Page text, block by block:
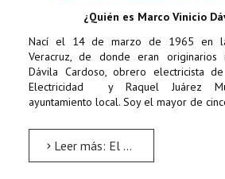
¿Quién es Marco Vinicio
Nací el 14 de marzo de 1965 en
Veracruz, de donde eran originarios
Dávila Cardoso, obrero electricista
Electricidad y Raquel Juárez
ayuntamiento local. Soy el mayor de
Leer más: El candidato comunista